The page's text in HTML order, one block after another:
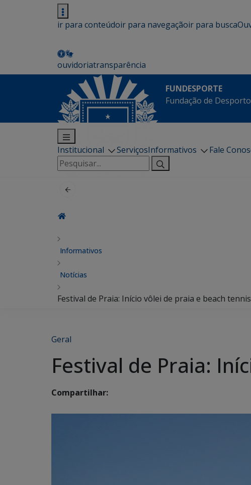
ir para conteúdoir para navegaçãoir para busca
ouvidoriatransparência
FUNDESPORTE
Fundação de
Institucional ServiçosInformativos
Fale
Pesquisar
por:
Informativos
Notícias
Festival de Praia: Início vôlei de praia e beach tennis
Geral
Festival de Praia:
Compartilhar: